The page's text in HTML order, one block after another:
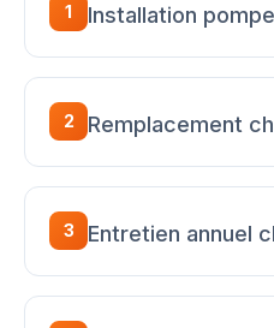
1 Installation
2 Remplacement
3 Entretien annuel